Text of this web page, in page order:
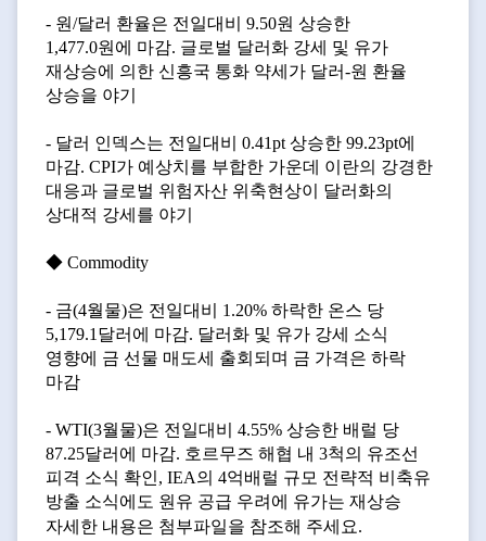
- 원/달러 환율은 전일대비 9.50원 상승한
1,477.0원에 마감. 글로벌 달러화 강세 및 유가
재상승에 의한 신흥국 통화 약세가 달러-원 환율
상승을 야기
- 달러 인덱스는 전일대비 0.41pt 상승한 99.23pt에
마감. CPI가 예상치를 부합한 가운데 이란의 강경한
대응과 글로벌 위험자산 위축현상이 달러화의
상대적 강세를 야기
◆ Commodity
- 금(4월물)은 전일대비 1.20% 하락한 온스 당
5,179.1달러에 마감. 달러화 및 유가 강세 소식
영향에 금 선물 매도세 출회되며 금 가격은 하락
마감
- WTI(3월물)은 전일대비 4.55% 상승한 배럴 당
87.25달러에 마감. 호르무즈 해협 내 3척의 유조선
피격 소식 확인, IEA의 4억배럴 규모 전략적 비축유
방출 소식에도 원유 공급 우려에 유가는 재상승
자세한 내용은 첨부파일을 참조해 주세요.